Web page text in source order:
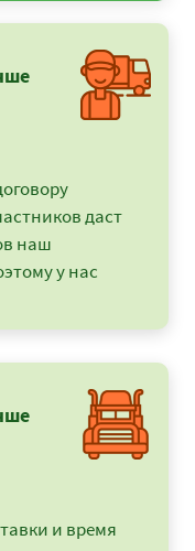
даст
наш
у нас
и время